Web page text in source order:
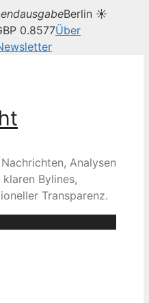
Berlin ☀
0.8577Über
Analysen
Bylines,
Transparenz.